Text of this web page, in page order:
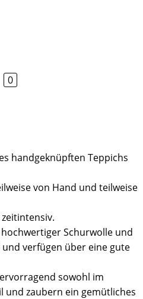
0
handgeknüpften Teppichs
von Hand und teilweise
Schurwolle und
verfügen über eine gute
sowohl im
und zaubern ein gemütliches